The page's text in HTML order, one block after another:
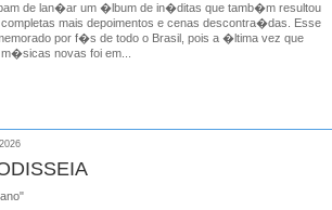
de lan�ar um �lbum de in�ditas que tamb�m resultou
mais depoimentos e cenas descontra�das. Esse
por f�s de todo o Brasil, pois a �ltima vez que
novas foi em...